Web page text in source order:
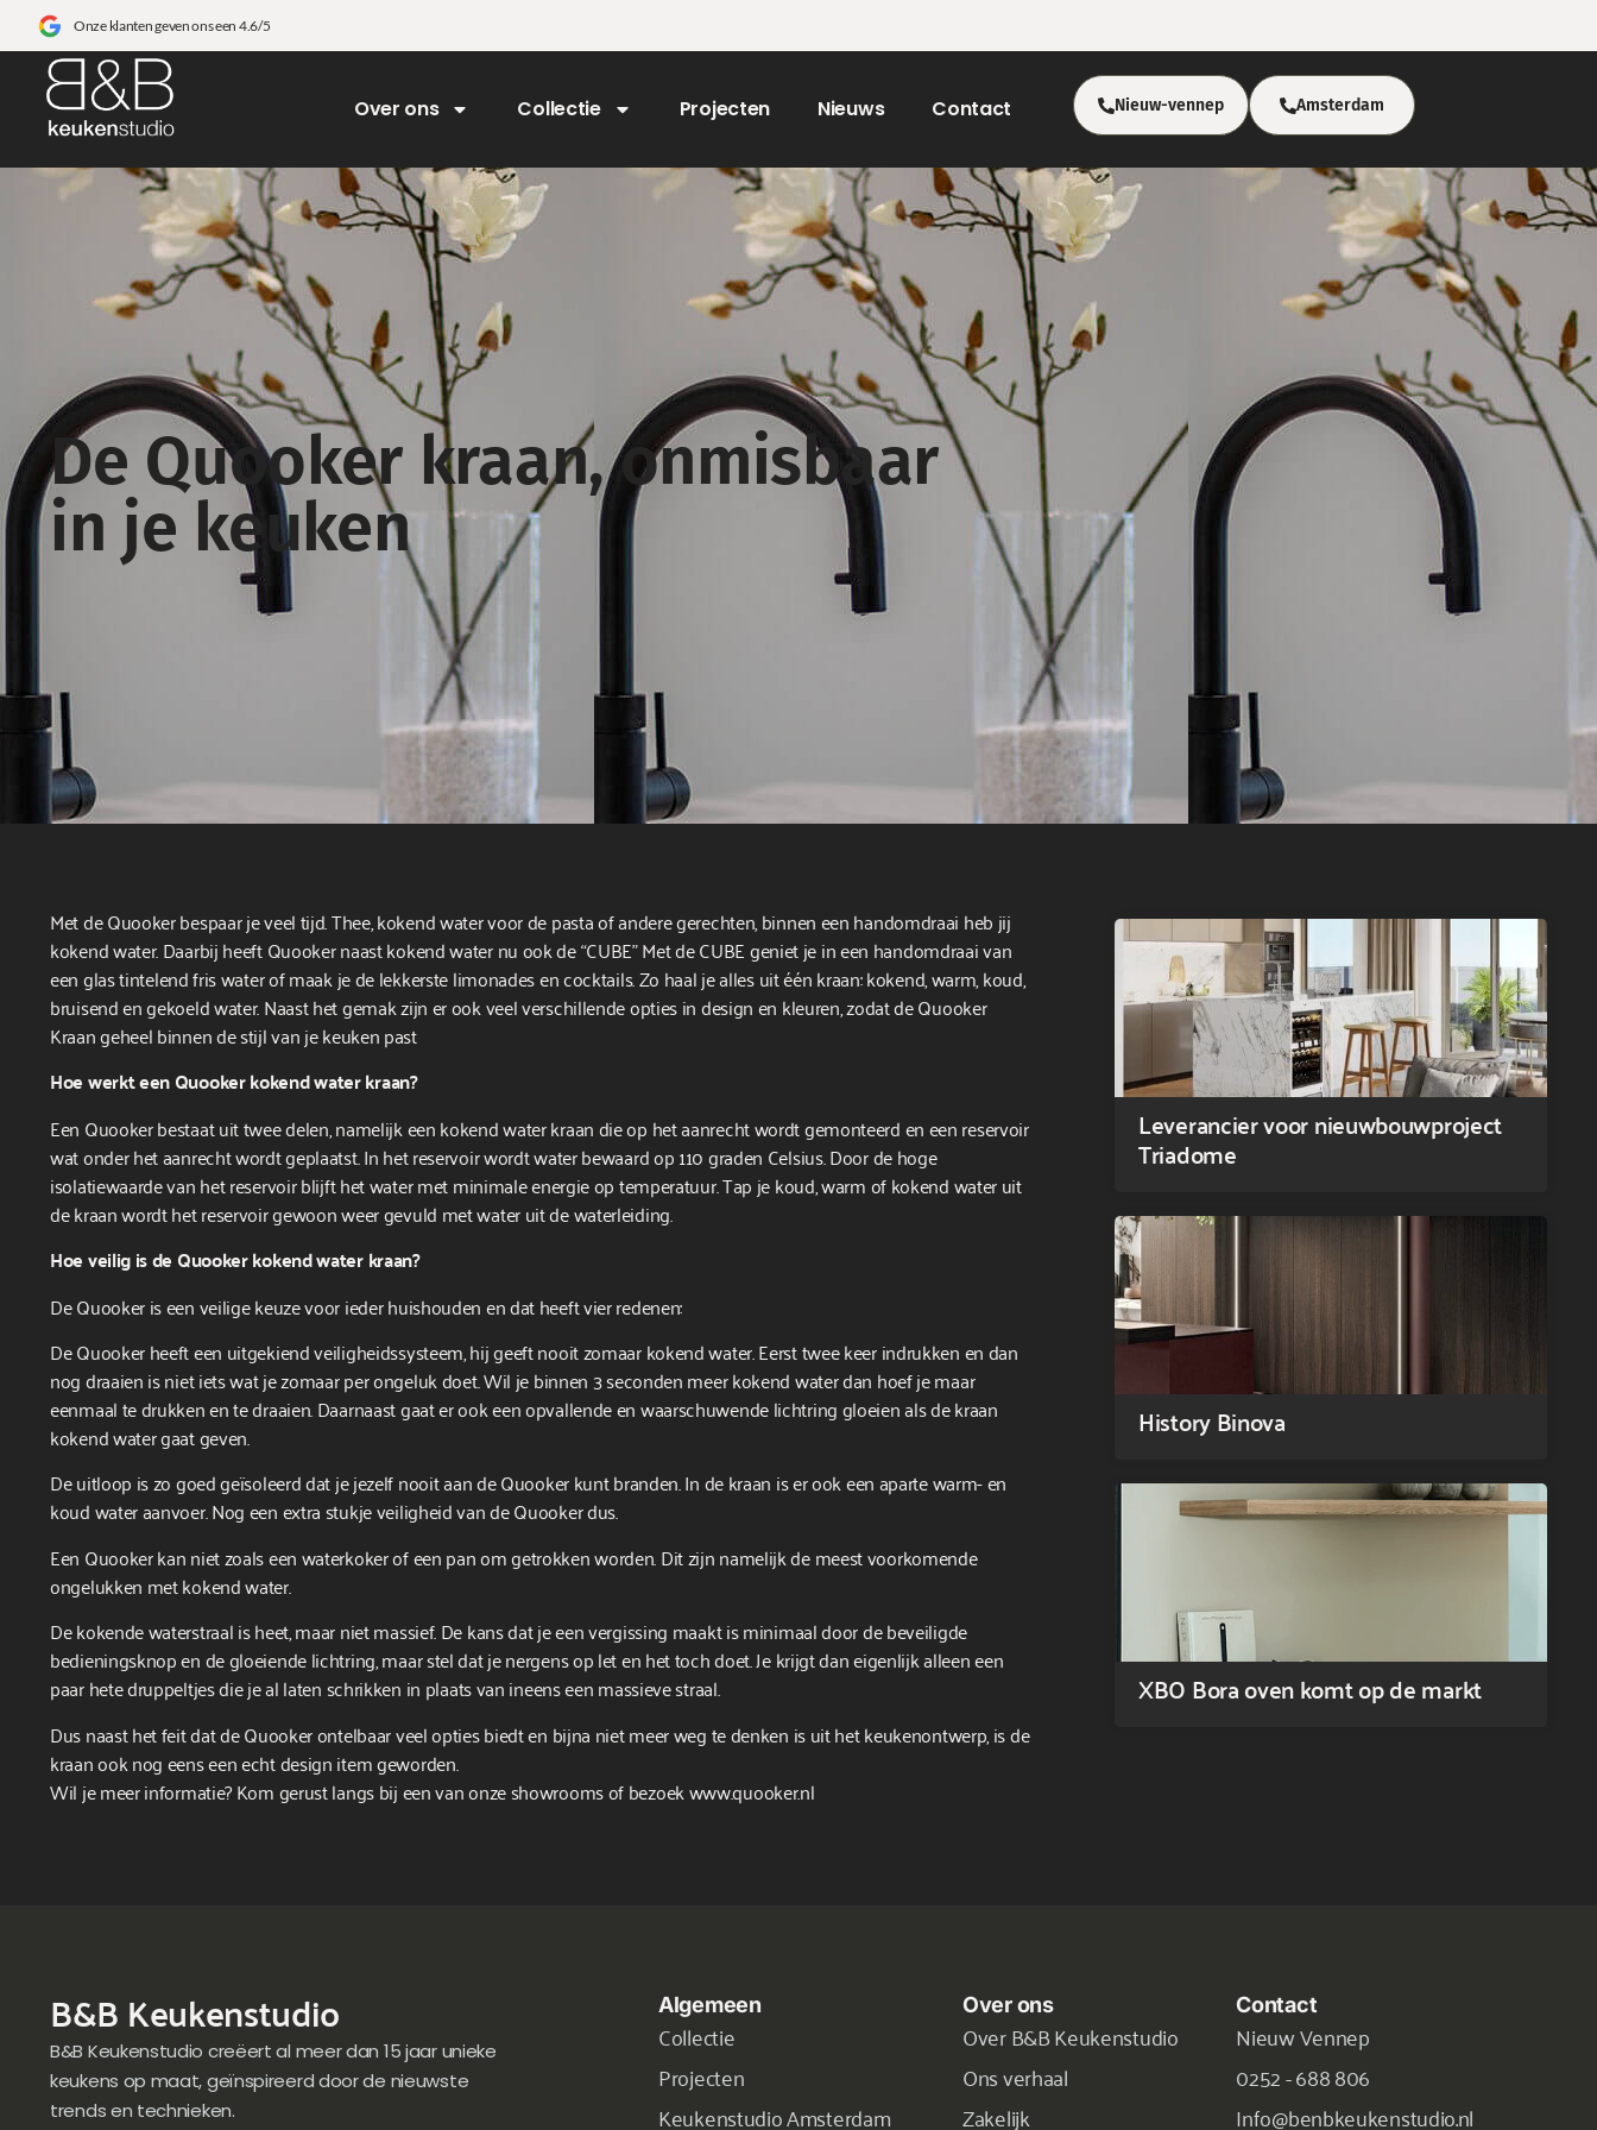
Onze klanten geven ons een 4.6/5
Over ons Collectie Projecten Nieuws Contact Nieuw-vennep Amsterdam
De Quooker kraan, onmisbaar
in je keuken
Met de Quooker bespaar je veel tijd. Thee, kokend water voor de pasta of andere gerechten, binnen een handomdraai heb jij
kokend water. Daarbij heeft Quooker naast kokend water nu ook de “CUBE” Met de CUBE geniet je in een handomdraai van
een glas tintelend fris water of maak je de lekkerste limonades en cocktails. Zo haal je alles uit één kraan: kokend, warm, koud,
bruisend en gekoeld water. Naast het gemak zijn er ook veel verschillende opties in design en kleuren, zodat de Quooker
Kraan geheel binnen de stijl van je keuken past
Hoe werkt een Quooker kokend water kraan?
Een Quooker bestaat uit twee delen, namelijk een kokend water kraan die op het aanrecht wordt gemonteerd en een reservoir
wat onder het aanrecht wordt geplaatst. In het reservoir wordt water bewaard op 110 graden Celsius. Door de hoge
isolatiewaarde van het reservoir blijft het water met minimale energie op temperatuur. Tap je koud, warm of kokend water uit
de kraan wordt het reservoir gewoon weer gevuld met water uit de waterleiding.
Hoe veilig is de Quooker kokend water kraan?
De Quooker is een veilige keuze voor ieder huishouden en dat heeft vier redenen:
De Quooker heeft een uitgekiend veiligheidssysteem, hij geeft nooit zomaar kokend water. Eerst twee keer indrukken en dan
nog draaien is niet iets wat je zomaar per ongeluk doet. Wil je binnen 3 seconden meer kokend water dan hoef je maar
eenmaal te drukken en te draaien. Daarnaast gaat er ook een opvallende en waarschuwende lichtring gloeien als de kraan
kokend water gaat geven.
De uitloop is zo goed geïsoleerd dat je jezelf nooit aan de Quooker kunt branden. In de kraan is er ook een aparte warm- en
koud water aanvoer. Nog een extra stukje veiligheid van de Quooker dus.
Een Quooker kan niet zoals een waterkoker of een pan om getrokken worden. Dit zijn namelijk de meest voorkomende
ongelukken met kokend water.
De kokende waterstraal is heet, maar niet massief. De kans dat je een vergissing maakt is minimaal door de beveiligde
bedieningsknop en de gloeiende lichtring, maar stel dat je nergens op let en het toch doet. Je krijgt dan eigenlijk alleen een
paar hete druppeltjes die je al laten schrikken in plaats van ineens een massieve straal.
Dus naast het feit dat de Quooker ontelbaar veel opties biedt en bijna niet meer weg te denken is uit het keukenontwerp, is de
kraan ook nog eens een echt design item geworden.
Wil je meer informatie? Kom gerust langs bij een van onze showrooms of bezoek www.quooker.nl
Leverancier voor nieuwbouwproject
Triadome
History Binova
XBO Bora oven komt op de markt
B&B Keukenstudio
B&B Keukenstudio creëert al meer dan 15 jaar unieke
keukens op maat, geïnspireerd door de nieuwste
trends en technieken.
Algemeen
Collectie
Projecten
Keukenstudio Amsterdam
Over ons
Over B&B Keukenstudio
Ons verhaal
Zakelijk
Contact
Nieuw Vennep
0252 - 688 806
Info@benbkeukenstudio.nl